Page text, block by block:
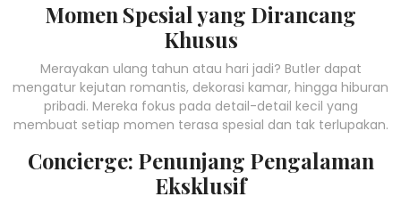
Momen Spesial yang Dirancang
Khusus
Merayakan ulang tahun atau hari jadi? Butler dapat
mengatur kejutan romantis, dekorasi kamar, hingga hiburan
pribadi. Mereka fokus pada detail-detail kecil yang
membuat setiap momen terasa spesial dan tak terlupakan.
Concierge: Penunjang Pengalaman
Eksklusif